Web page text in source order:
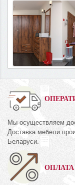
Мы осуществляем
Доставка мебели
Беларуси.